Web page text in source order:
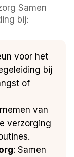
Samen
bij:
voor het
bij
of
van
verzorging
: Samen